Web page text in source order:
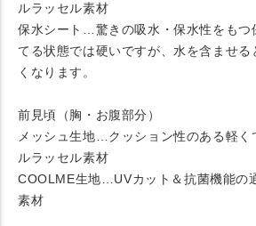
ルラッセル素材
保水シート…驚きの吸水・保水性をもつ
てる状態では硬いですが、水を含ませ
くなります。
前見頃（胸・お腹部分）
メッシュ生地…クッション性のある軽く
ルラッセル素材
COOLME生地…UVカット＆抗菌機能の
素材